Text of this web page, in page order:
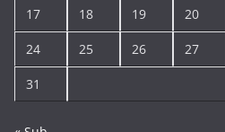
17 18 19 20
24 25 26 27
31